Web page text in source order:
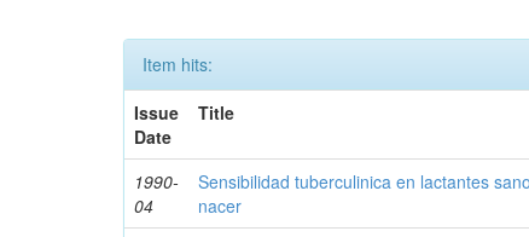
Item hits:
Issue
Date
Title
1990-
04
Sensibilidad tuberculinica en lactantes
nacer